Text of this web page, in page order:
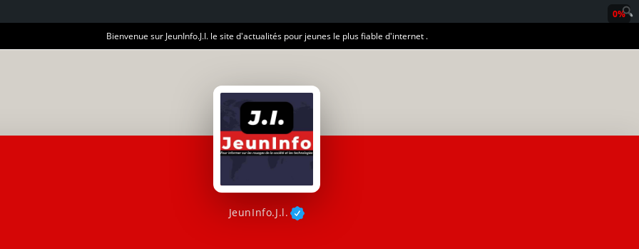
Bienvenue sur JeunInfo.J.I. le site d'actualités pour jeunes le plus fiable d'internet .
JeunInfo.J.l.
0%